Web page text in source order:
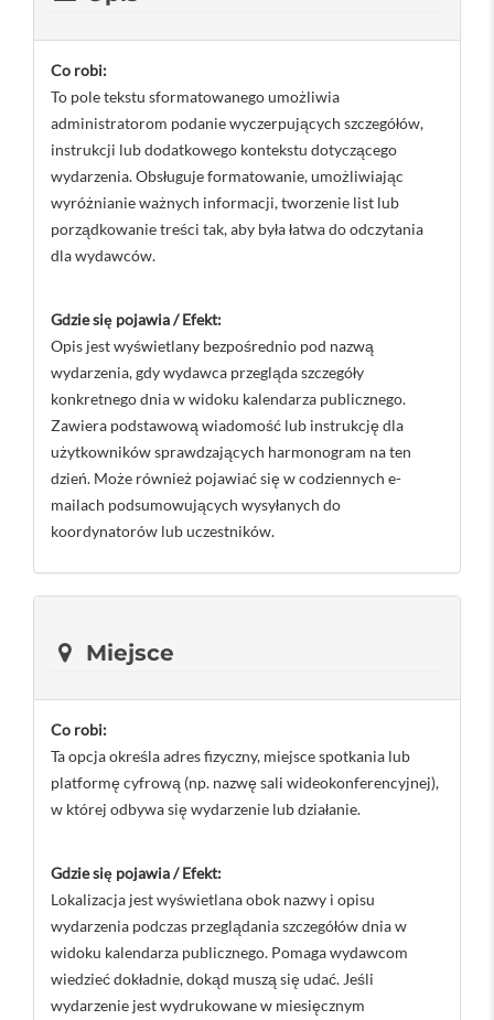
Co robi:
To pole tekstu sformatowanego umożliwia
administratorom podanie wyczerpujących szczegółów,
instrukcji lub dodatkowego kontekstu dotyczącego
wydarzenia. Obsługuje formatowanie, umożliwiając
wyróżnianie ważnych informacji, tworzenie list lub
porządkowanie treści tak, aby była łatwa do odczytania
dla wydawców.
Gdzie się pojawia / Efekt:
Opis jest wyświetlany bezpośrednio pod nazwą
wydarzenia, gdy wydawca przegląda szczegóły
konkretnego dnia w widoku kalendarza publicznego.
Zawiera podstawową wiadomość lub instrukcję dla
użytkowników sprawdzających harmonogram na ten
dzień. Może również pojawiać się w codziennych e-
mailach podsumowujących wysyłanych do
koordynatorów lub uczestników.
Miejsce
Co robi:
Ta opcja określa adres fizyczny, miejsce spotkania lub
platformę cyfrową (np. nazwę sali wideokonferencyjnej),
w której odbywa się wydarzenie lub działanie.
Gdzie się pojawia / Efekt:
Lokalizacja jest wyświetlana obok nazwy i opisu
wydarzenia podczas przeglądania szczegółów dnia w
widoku kalendarza publicznego. Pomaga wydawcom
wiedzieć dokładnie, dokąd muszą się udać. Jeśli
wydarzenie jest wydrukowane w miesięcznym